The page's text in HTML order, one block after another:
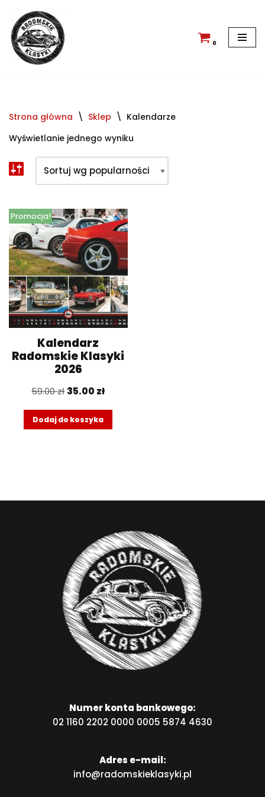
Przejdź
do
treści
0
Strona główna \ Sklep \ Kalendarze
Wyświetlanie jednego wyniku
Promocja!
Kalendarz
Radomskie Klasyki
2026
59.00zł 35.00 zł
Dodaj do koszyka
Numer konta bankowego:
02 1160 2202 0000 0005 5874 4630
Adres e-mail:
info@radomskieklasyki.pl